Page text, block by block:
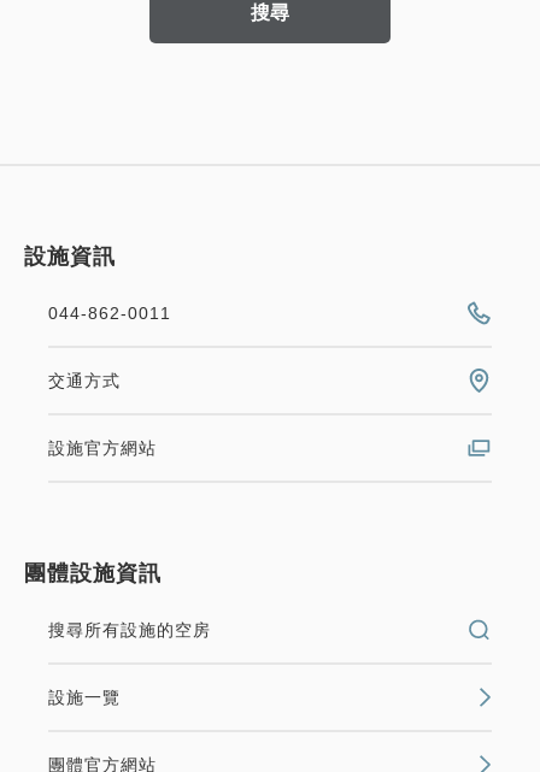
搜尋
設施資訊
044-862-0011
交通方式
設施官方網站
團體設施資訊
搜尋所有設施的空房
設施一覽
團體官方網站